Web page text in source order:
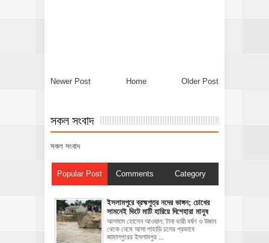
Newer Post Older Post
Home
সকল সংবাদ
সকল সংবাদ
Popular Post Comments Category
ইসলামপুরে ব্রহ্মপুত্র নদের ভাঙ্গন; চোখের
সামনেই ভিটে মাটি হারিয়ে দিশেহারা মানুষ
আলমাস হোসেন আওয়াল: টানা ভারী বর্ষণ ও উজান
থেকে নেমে আসা পাহাড়ি ঢলের প্রভাবে
জামালপুরের ইসলামপুর ...